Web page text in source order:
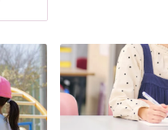
語
「好